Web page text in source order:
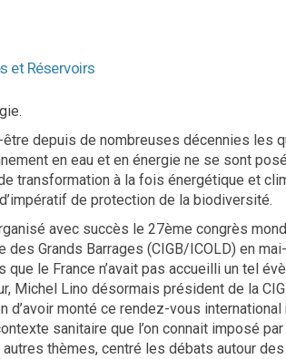
et Réservoirs
depuis de nombreuses décennies les
en eau et en énergie ne se sont
transformation à la fois énergétique et
de protection de la biodiversité.
avec succès le 27ème congrès
des Grands Barrages (CIGB/ICOLD) en
que le France n’avait pas accueilli un tel
Michel Lino désormais président de la
d’avoir monté ce rendez-vous
sanitaire que l’on connait imposé
thèmes, centré les débats autour